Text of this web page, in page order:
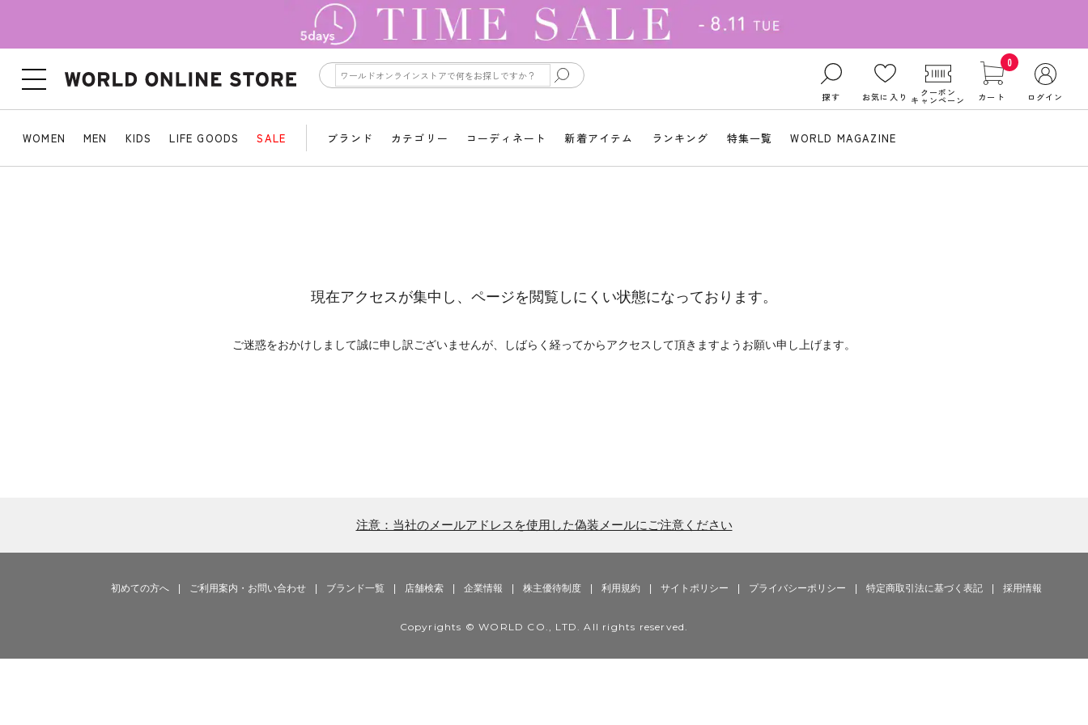
探す お気に入り クーポン
キャンペーン
0
カート ログイン
WOMEN MEN KIDS LIFE GOODS SALE ブランド カテゴリー コーディネート 新着アイテム ランキング 特集一覧 WORLD MAGAZINE
現在アクセスが集中し、ページを閲覧しにくい状態になっております。
ご迷惑をおかけしまして誠に申し訳ございませんが、しばらく経ってからアクセスして頂きますようお願い申し上げます。
注意：当社のメールアドレスを使用した偽装メールにご注意ください
初めての方へ ご利用案内・お問い合わせ ブランド一覧 店舗検索 企業情報 株主優待制度 利用規約 サイトポリシー プライバシーポリシー 特定商取引法に基づく表記 採用情報
Copyrights © WORLD CO., LTD. All rights reserved.